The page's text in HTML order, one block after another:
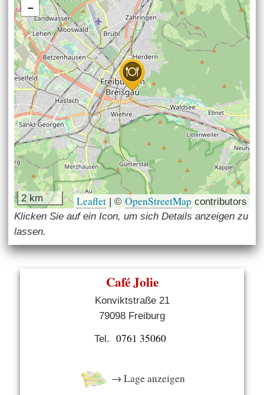
−
2 km Leaflet | © OpenStreetMap contributors
Klicken Sie auf ein Icon, um sich Details anzeigen zu
lassen.
Café Jolie
Konviktstraße 21
79098 Freiburg
Tel. 0761 35060
→ Lage anzeigen